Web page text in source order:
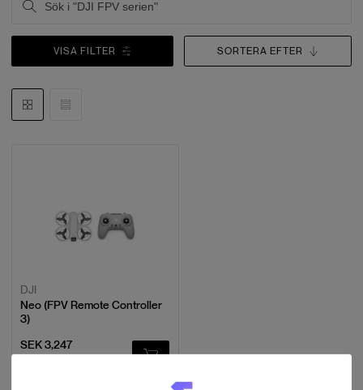
VISA FILTER SORTERA EFTER
DJI
Neo (FPV Remote Controller
3)
SEK 3,247